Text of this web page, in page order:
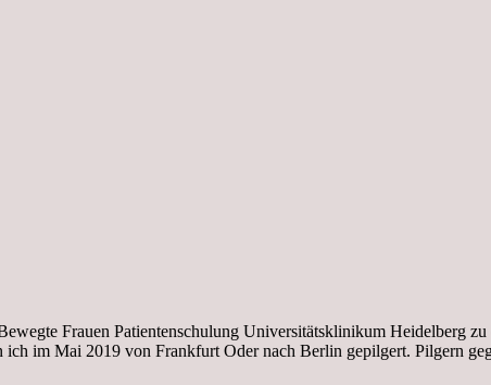
Frauen Patientenschulung Universitätsklinikum Heidelberg
im Mai 2019 von Frankfurt Oder nach Berlin gepilgert. Pilgern